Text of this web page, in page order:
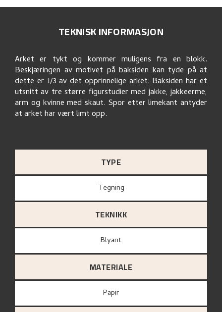
TEKNISK INFORMASJON
TYPE
Tegning
TEKNIKK
Blyant
MATERIALE
papir
Arket er tykt og kommer muligens fra en blokk.
Beskjæringen av motivet på baksiden kan tyde på at
dette er 1/3 av det opprinnelige arket. Baksiden har et
utsnitt av tre større figurstudier med jakke, jakkeerme,
arm og kvinne med skaut. Spor etter limekant antyder
at arket har vært limt opp.